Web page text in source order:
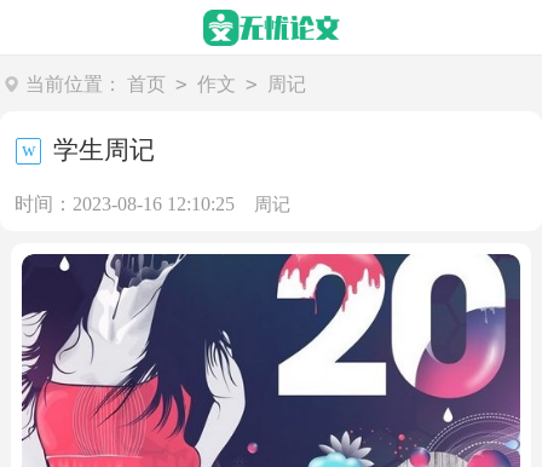
当前位置： 首页 > 作文 > 周记
学生周记
时间：2023-08-16 12:10:25 周记